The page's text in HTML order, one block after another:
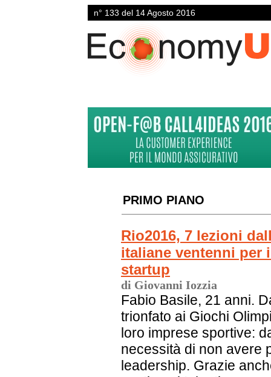
n° 133 del 14 Agosto 2016
PRIMO PIANO
Rio2016, 7 lezioni
italiane ventenni per
startup
di Giovanni Iozzia
Fabio Basile, 21 anni.
trionfato ai Giochi
loro imprese sportive:
necessità di non avere
leadership. Grazie